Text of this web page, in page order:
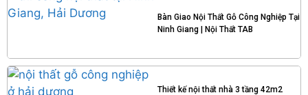
Bàn Giao Nội Thất Gỗ Công Nghiệp Tại
Ninh Giang | Nội Thất TAB
Thiết kế nội thất nhà 3 tầng 42m2